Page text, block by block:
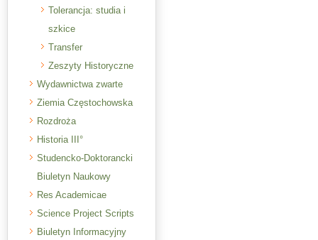
Tolerancja: studia i
szkice
Transfer
Zeszyty Historyczne
Wydawnictwa zwarte
Ziemia Częstochowska
Rozdroża
Historia III°
Studencko-Doktorancki
Biuletyn Naukowy
Res Academicae
Science Project Scripts
Biuletyn Informacyjny